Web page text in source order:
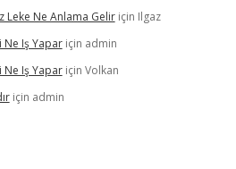
Leke Ne Anlama Geliriçin Ilgaz
Ne Iş Yapariçin admin
Ne Iş Yapariçin Volkan
için admin